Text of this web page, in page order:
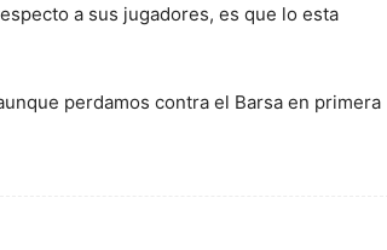
a sus jugadores, es que lo esta
perdamos contra el Barsa en primera